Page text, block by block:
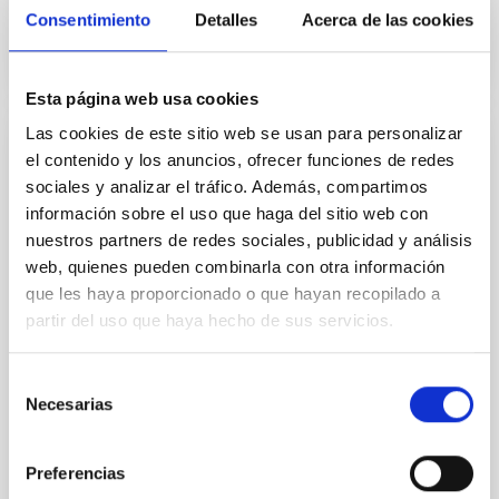
Consentimiento Detalles Acerca de las cookies
Esta página web usa cookies
Las cookies de este sitio web se usan para personalizar
el contenido y los anuncios, ofrecer funciones de redes
sociales y analizar el tráfico. Además, compartimos
información sobre el uso que haga del sitio web con
nuestros partners de redes sociales, publicidad y análisis
web, quienes pueden combinarla con otra información
que les haya proporcionado o que hayan recopilado a
partir del uso que haya hecho de sus servicios.
Necesarias
Preferencias
Convenio de colaboración entre el Istituto
Nacional de Astrofísica (INAF) y el
Instituto de Astrofísica de Canarias (IAC)
para la instalación y operación de la red
ASTRI en el Observatorio del Teide
La instalación y operación de la red ASTRI de
acompañan. La red